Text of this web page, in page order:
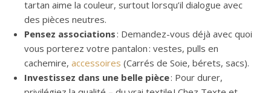
tartan aime la couleur, surtout lorsqu’il dialogue avec
des pièces neutres.
Pensez associations: Demandez-vous déjà avec quoi
vous porterez votre pantalon : vestes, pulls en
cachemire, accessoires (Carrés de Soie, bérets, sacs).
Investissez dans une belle pièce: Pour durer,